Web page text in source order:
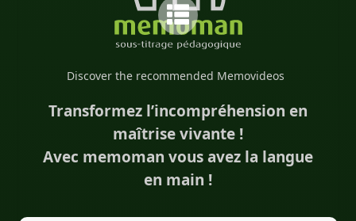
#Bilingual
#bilingualcaptions
#Translation
#AI
#Bilingue
#sous-titresbilingues
#Traduction
#EdTech
#eLearning
Discover the recommended Memovideos
Transformez l’incompréhension en
maîtrise vivante !
Avec memoman vous avez la langue
en main !